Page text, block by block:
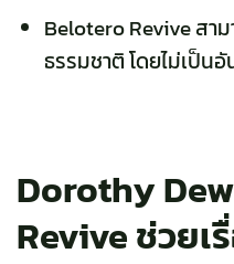
Belotero Reviveสา
ธรรมชาติ โดยไม่เป็น
Dorothy
Revive ช่วยเ